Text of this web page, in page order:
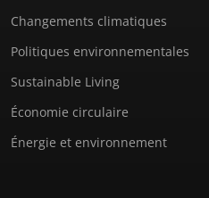
Changements climatiques
Politiques environnementales
Sustainable Living
Économie circulaire
Énergie et environnement